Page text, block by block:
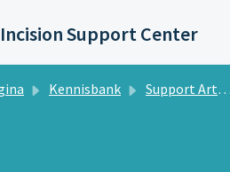
naar hoofdinhoud
Incision Support Center
Kennisbank Support Artikelen Incision Assist